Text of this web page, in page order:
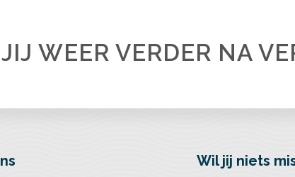
WEER VERDER NA
Wil jij niets